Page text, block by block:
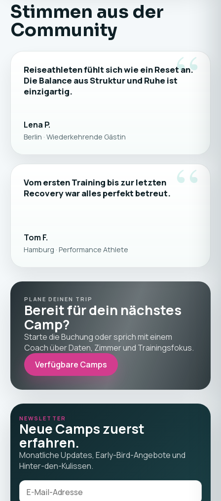
Stimmen aus der
Community
“
Reiseathleten fühlt sich wie ein Reset an.
Die Balance aus Struktur und Ruhe ist
einzigartig.
Lena P.
Berlin · Wiederkehrende Gästin
“
Vom ersten Training bis zur letzten
Recovery war alles perfekt betreut.
Tom F.
Hamburg · Performance Athlete
PLANE DEINEN TRIP
Bereit für dein nächstes
Camp?
Starte die Buchung oder sprich mit einem
Coach über Daten, Zimmer und Trainingsfokus.
Verfügbare Camps
NEWSLETTER
Neue Camps zuerst
erfahren.
Monatliche Updates, Early-Bird-Angebote und
Hinter-den-Kulissen.